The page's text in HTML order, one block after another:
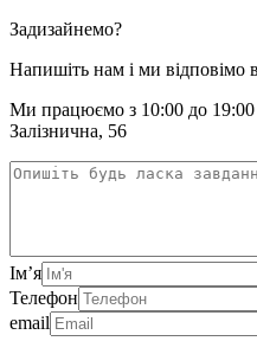
Задизайнемо?
Напишіть нам і ми відповімо
Ми працюємо з 10:00 до 19:00
Залізнична, 56
Ім’я
Телефон
email